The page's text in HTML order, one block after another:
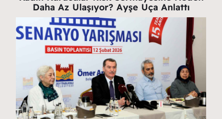
Daha Az Ulaşıyor? Ayşe Uça Anlattı